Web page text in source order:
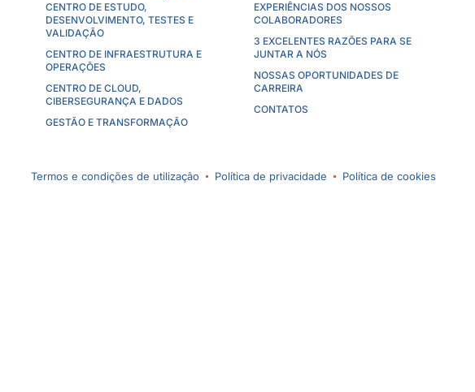
CENTRO DE ESTUDO,
DESENVOLVIMENTO, TESTES E
VALIDAÇÃO
CENTRO DE INFRAESTRUTURA E
OPERAÇÕES
CENTRO DE CLOUD,
CIBERSEGURANÇA E DADOS
GESTÃO E TRANSFORMAÇÃO
EXPERIÊNCIAS DOS NOSSOS
COLABORADORES
3 EXCELENTES RAZÕES PARA SE
JUNTAR A NÓS
NOSSAS OPORTUNIDADES DE
CARREIRA
CONTATOS
Termos e condições de utilização Política de privacidade Política de cookies